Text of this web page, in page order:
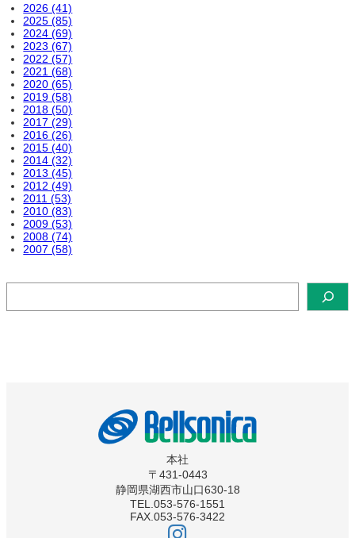
2026 (41)
2025 (85)
2024 (69)
2023 (67)
2022 (57)
2021 (68)
2020 (65)
2019 (58)
2018 (50)
2017 (29)
2016 (26)
2015 (40)
2014 (32)
2013 (45)
2012 (49)
2011 (53)
2010 (83)
2009 (53)
2008 (74)
2007 (58)
本社
〒431-0443
静岡県湖西市山口630-18
TEL.053-576-1551
FAX.053-576-3422
ベ